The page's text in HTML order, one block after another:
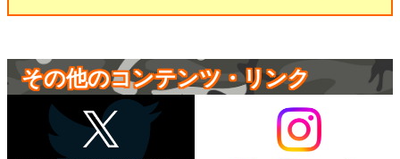
その他のコンテンツ・リンク